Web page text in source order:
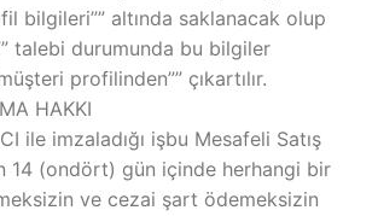
bilgileri”” altında saklanacak olup
talebi durumunda bu bilgiler
profilinden”” çıkartılır.
HAKKI
ile imzaladığı işbu Mesafeli Satış
14 (ondört) gün içinde herhangi bir
ve cezai şart ödemeksizin